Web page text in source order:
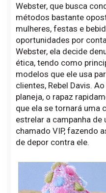
Webster, que busca
métodos bastante
mulheres, festas e
oportunidades por
Webster, ela decide
ética, tendo como
modelos que ele usa
clientes, Rebel Davis.
planeja, o rapaz
que ela se tornará uma
estrelar a campanha
chamado VIP, fazendo
de depor contra ele.